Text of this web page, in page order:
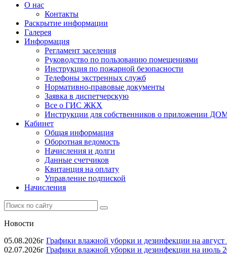
О нас
Контакты
Раскрытие информации
Галерея
Информация
Регламент заселения
Руководство по пользованию помещениями
Инструкция по пожарной безопасности
Телефоны экстренных служб
Нормативно-правовые документы
Заявка в диспетчерскую
Все о ГИС ЖКХ
Инструкции для собственников о приложении
Кабинет
Общая информация
Оборотная ведомость
Начисления и долги
Данные счетчиков
Квитанция на оплату
Управление подпиской
Начисления
Новости
05.08.2026г Графики влажной уборки и дезинфекции на август
02.07.2026г Графики влажной уборки и дезинфекции на июль